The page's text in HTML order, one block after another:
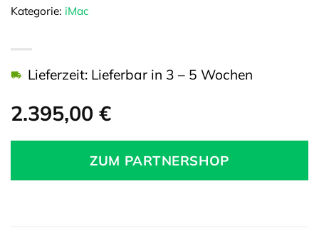
2.395,00 €
Lieferzeit: Lieferbar in 3 – 5 Wochen
ZUM PARTNERSHOP
Kategorie: iMac